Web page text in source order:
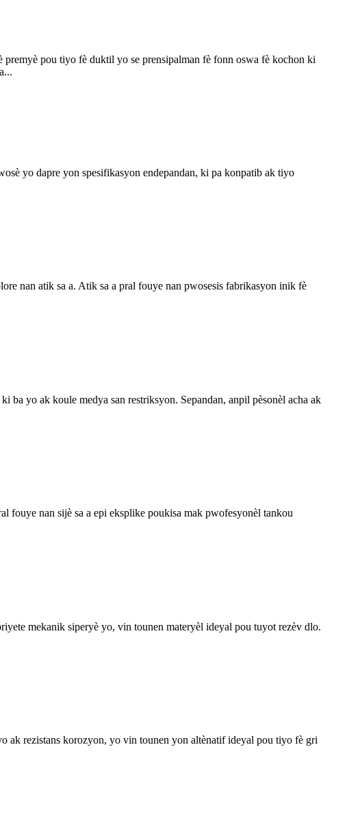
pou tiyo fè duktil yo se prensipalman fè fonn oswa fè kochon ki
yo dapre yon spesifikasyon endepandan, ki pa konpatib ak tiyo
nan atik sa a. Atik sa a pral fouye nan pwosesis fabrikasyon inik fè
yo ak koule medya san restriksyon. Sepandan, anpil pèsonèl acha ak
nan sijè sa a epi eksplike poukisa mak pwofesyonèl tankou
mekanik siperyè yo, vin tounen materyèl ideyal pou tuyot rezèv dlo.
ak rezistans korozyon, yo vin tounen yon altènatif ideyal pou tiyo fè gri